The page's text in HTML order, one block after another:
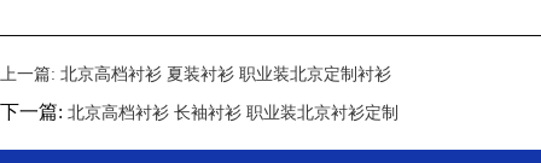
上一篇: 北京高档衬衫 夏装衬衫 职业装北京定制衬衫
下一篇: 北京高档衬衫 长袖衬衫 职业装北京衬衫定制